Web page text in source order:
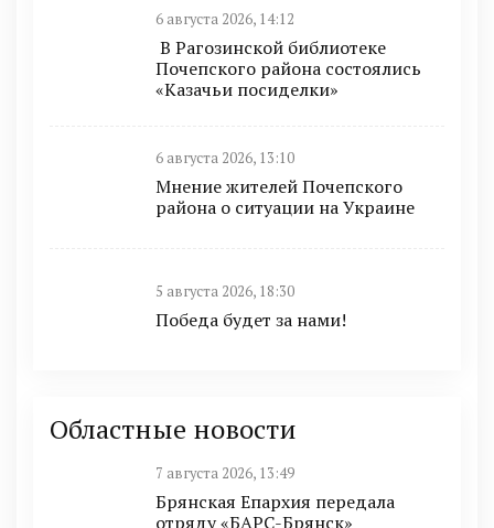
6 августа 2026, 14:12
В Рагозинской библиотеке
Почепского района состоялись
«Казачьи посиделки»
6 августа 2026, 13:10
Мнение жителей Почепского
района о ситуации на Украине
5 августа 2026, 18:30
Победа будет за нами!
Областные новости
7 августа 2026, 13:49
Брянская Епархия передала
отряду «БАРС-Брянск»